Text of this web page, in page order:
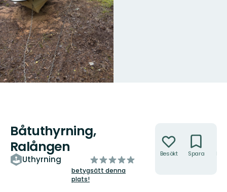
Båtuthyrning,
Ralången
Uthyrning
av
5
stjärnor
betygsätt denna
plats!
Besökt Spara